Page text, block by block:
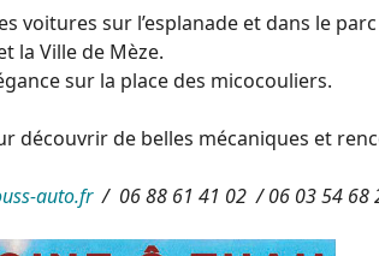
voitures sur l’esplanade et dans le
la Ville de Mèze.
sur la place des micocouliers.
découvrir de belles mécaniques et
auto.fr/ 06 88 61 41 02 / 06 03 54 68